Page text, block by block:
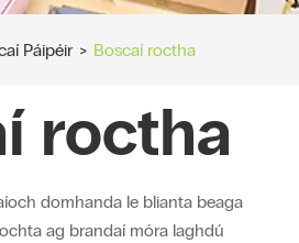
Páipéir Boscaí roctha
roctha
domhanda le blianta beaga
ag brandaí móra laghdú